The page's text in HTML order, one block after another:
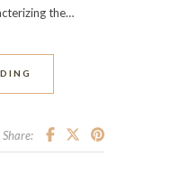
the…
Share: